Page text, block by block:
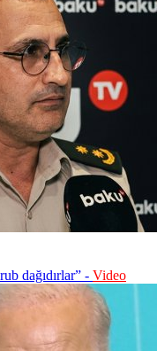
dağıdırlar” - Video